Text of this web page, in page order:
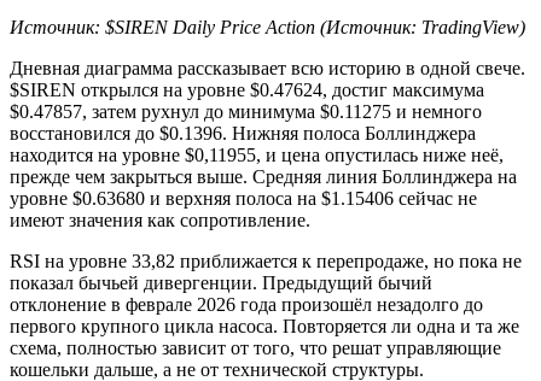
Источник: $SIREN Daily Price Action (Источник: TradingView)
Дневная диаграмма рассказывает всю историю в одной свече.
$SIREN открылся на уровне $0.47624, достиг максимума
$0.47857, затем рухнул до минимума $0.11275 и немного
восстановился до $0.1396. Нижняя полоса Боллинджера
находится на уровне $0,11955, и цена опустилась ниже неё,
прежде чем закрыться выше. Средняя линия Боллинджера на
уровне $0.63680 и верхняя полоса на $1.15406 сейчас не
имеют значения как сопротивление.
RSI на уровне 33,82 приближается к перепродаже, но пока не
показал бычьей дивергенции. Предыдущий бычий
отклонение в феврале 2026 года произошёл незадолго до
первого крупного цикла насоса. Повторяется ли одна и та же
схема, полностью зависит от того, что решат управляющие
кошельки дальше, а не от технической структуры.